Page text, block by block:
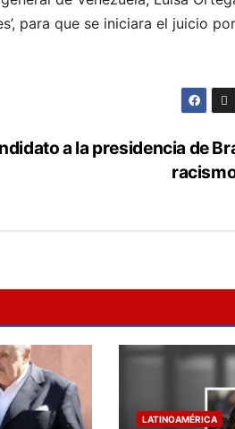
para que se iniciara el juicio
a la presidencia de
LATINOAMÉRICA